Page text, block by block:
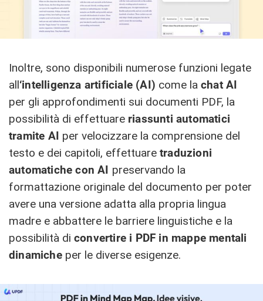
Inoltre, sono disponibili numerose funzioni legate
all‘intelligenza artificiale (AI) come la chat AI
per gli approfondimenti sui documenti PDF, la
possibilità di effettuare riassunti automatici
tramite AI per velocizzare la comprensione del
testo e dei capitoli, effettuare traduzioni
automatiche con AI preservando la
formattazione originale del documento per poter
avere una versione adatta alla propria lingua
madre e abbattere le barriere linguistiche e la
possibilità di convertire i PDF in mappe mentali
dinamicheper le diverse esigenze.